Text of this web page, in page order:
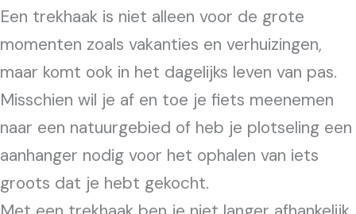
Een trekhaak is niet alleen voor de grote
momenten zoals vakanties en verhuizingen,
maar komt ook in het dagelijks leven van pas.
Misschien wil je af en toe je fiets meenemen
naar een natuurgebied of heb je plotseling een
aanhanger nodig voor het ophalen van iets
groots dat je hebt gekocht.